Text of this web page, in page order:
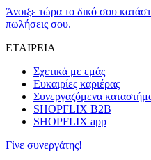
Άνοιξε τώρα το δικό σου
πωλήσεις σου.
ΕΤΑΙΡΕΙΑ
Σχετικά με εμάς
Ευκαιρίες καριέρας
Συνεργαζόμενα
SHOPFLIX B2B
SHOPFLIX app
Γίνε συνεργάτης!